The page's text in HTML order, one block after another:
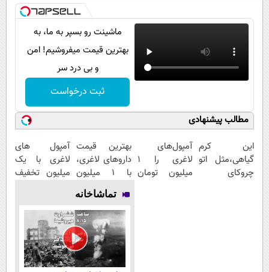
ماشینت رو بسپر به ما، به
بهترین قیمت میفروشیم! امن
و بی درد سر
ثبت درخواست
مطالب پیشنهادی
این کرم
گیاهی،مثل اتو
چروکای
آمپول‌های
لاغری را ۱
میلیون تومان
بهترین قیمت
داروهای لاغری،
با ۱ میلیون
تخفیف و ارسال
از داروخانه‌
آمپول های
لاغری با یک
میلیون تخفیف
معتبر
تماشاخانه